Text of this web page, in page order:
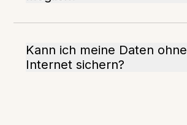
Kann ich meine Daten ohne
Internet sichern?